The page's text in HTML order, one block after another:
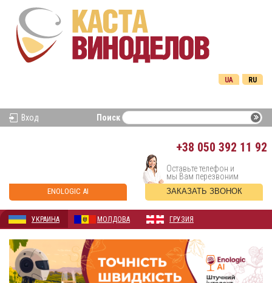
RU
UA
Вход Поиск
+38 050 392 11 92
ENOLOGIC AI
Оставьте телефон и
мы Вам перезвоним
ЗАКАЗАТЬ ЗВОНОК
УКРАИНА МОЛДОВА ГРУЗИЯ